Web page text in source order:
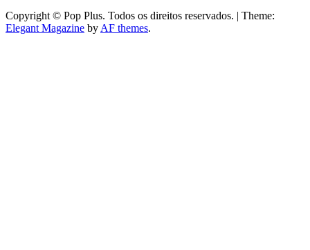
Copyright © Pop Plus. Todos os direitos reservados. | Theme:
Elegant Magazine by AF themes.